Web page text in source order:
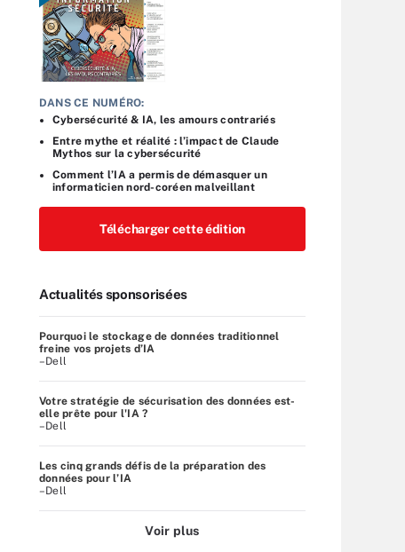
DANS CE NUMÉRO:
Cybersécurité & IA, les amours contrariés
Entre mythe et réalité : l’impact de Claude
Mythos sur la cybersécurité
Comment l’IA a permis de démasquer un
informaticien nord-coréen malveillant
Télécharger cette édition
Actualités sponsorisées
Pourquoi le stockage de données traditionnel
freine vos projets d’IA
–Dell
Votre stratégie de sécurisation des données est-
elle prête pour l'IA ?
–Dell
Les cinq grands défis de la préparation des
données pour l’IA
–Dell
Voir plus